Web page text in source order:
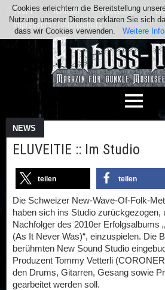
Team Kontakt Facebook
Impressum / Datenschutz
NEWS
ELUVEITIE :: Im Studio
teilen teilen
Die Schweizer New-Wave-Of-Folk-
haben sich ins Studio zurückgezogen,
Nachfolger des 2010er Erfolgsalbums
(As It Never Was)“, einzuspielen. Die
berühmten New Sound Studio
Produzent Tommy Vetterli
den Drums, Gitarren, Gesang sowie
gearbeitet werden soll.
Cookies erleichtern die Bereitstellung
Nutzung unserer Dienste erklären Sie sich
dass wir Cookies verwenden.
Weitere